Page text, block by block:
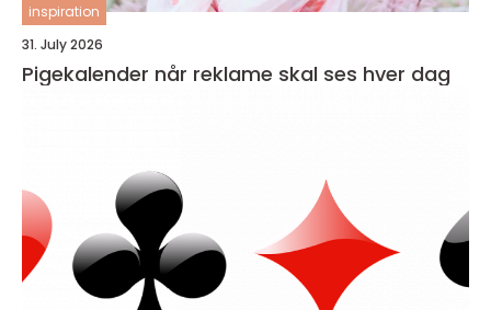
inspiration
31. July 2026
Pigekalender når reklame skal ses hver dag